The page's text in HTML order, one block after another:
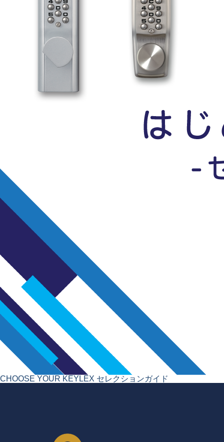
CHOOSE YOUR KEYLEX セレクションガイド